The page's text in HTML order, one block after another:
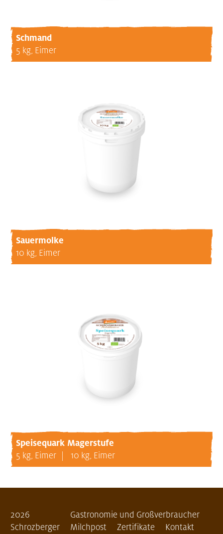
Schmand
5 kg, Eimer
Sauermolke
10 kg, Eimer
Speisequark Magerstufe
5 kg, Eimer 10 kg, Eimer
2026
Schrozberger
Gastronomie und Großverbraucher
Milchpost
Zertifikate Kontakt